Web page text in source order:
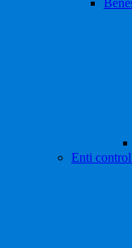
Enti